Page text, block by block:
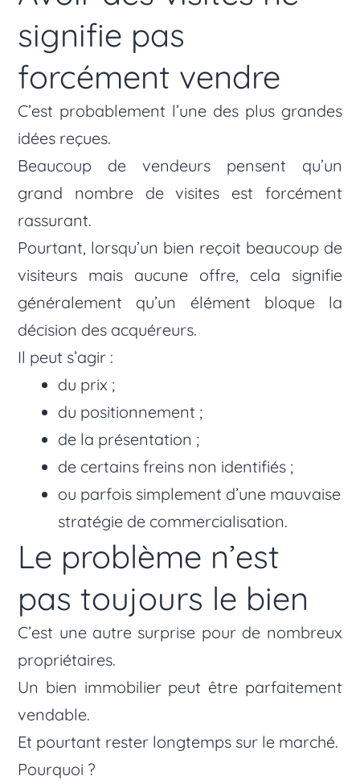
signifie pas
forcément vendre
C’est probablement l’une des plus grandes
idées reçues.
Beaucoup de vendeurs pensent qu’un
grand nombre de visites est forcément
rassurant.
Pourtant, lorsqu’un bien reçoit beaucoup de
visiteurs mais aucune offre, cela signifie
généralement qu’un élément bloque la
décision des acquéreurs.
Il peut s’agir :
du prix ;
du positionnement ;
de la présentation ;
de certains freins non identifiés ;
ou parfois simplement d’une mauvaise
stratégie de commercialisation.
Le problème n’est
pas toujours le bien
C’est une autre surprise pour de nombreux
propriétaires.
Un bien immobilier peut être parfaitement
vendable.
Et pourtant rester longtemps sur le marché.
Pourquoi ?